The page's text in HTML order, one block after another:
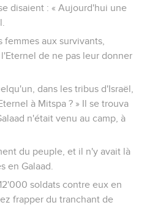
disaient : « Aujourd'hui une
aux survivants,
de ne pas leur donner
dans les tribus d'Israël,
à Mitspa ? » Il se trouva
n'était venu au camp, à
du peuple, et il n'y avait là
en Galaad.
soldats contre eux en
frapper du tranchant de